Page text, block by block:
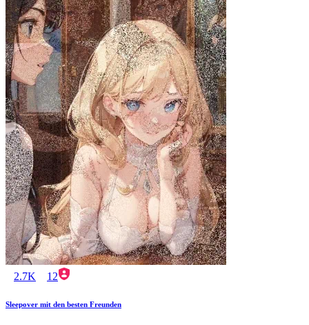
2.7K 12
Sleepover mit den besten Freunden